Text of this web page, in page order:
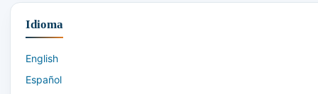
Idioma
English
Español